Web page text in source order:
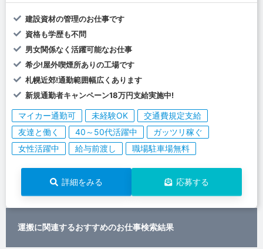
建設資材の管理のお仕事です
資格も学歴も不問
男女関係なく活躍可能なお仕事
希少!屋外喫煙所ありの工場です
札幌近郊!通勤範囲幅広くあります
新規通勤者キャンペーン18万円支給実施中!
マイカー通勤可 未経験OK
交通費規定支給
友達と働く
40～50代活躍中
ガッツリ稼ぐ
女性活躍中
給与前渡し 職場駐車場無料
詳細をみる 応募する
運搬に関連するおすすめのお仕事検索結果